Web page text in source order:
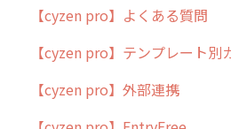
簡易マニュアル
cyzen proの位置情報取得に
用語集
【cyzen pro】よくある質問
【cyzen pro】テンプレート別
ポスティング
【cyzen pro】外部連携